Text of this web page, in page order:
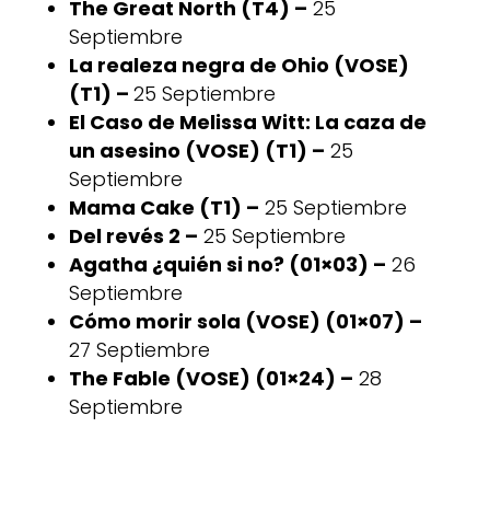
The Great North (T4) – 25
Septiembre
La realeza negra de Ohio (VOSE)
(T1) – 25 Septiembre
El Caso de Melissa Witt: La caza de
un asesino (VOSE) (T1) – 25
Septiembre
Mama Cake (T1) – 25 Septiembre
Del revés 2 – 25 Septiembre
Agatha ¿quién si no? (01×03) – 26
Septiembre
Cómo morir sola (VOSE) (01×07) –
27 Septiembre
The Fable (VOSE) (01×24) – 28
Septiembre